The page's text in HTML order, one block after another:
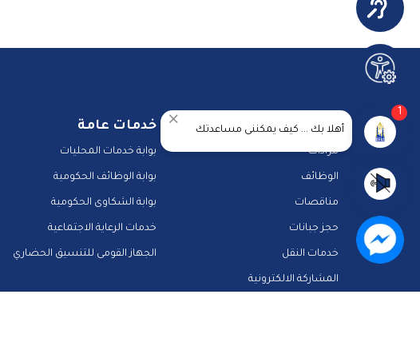
خدمات المحافظة
مزادات
الوظائف
مناقصات
حجز جبانات
خدمات النقل
المشاركة الالكترونية
خدمات عامة
بوابة خدمات المحليات
بوابة الوظائف الحكومية
بوابة الشكاوى الحكومية
خدمات الرعاية الاجتماعية
الجهاز القومى للتنسيق الحضاري
أهلا بك ... كيف يمكننى مساعدتك
1